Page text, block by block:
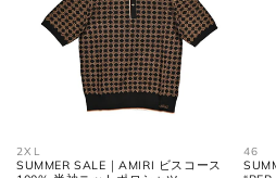
2XL
SUMMER SALE｜AMIRI ビスコース
46
太腿幅
(ワタリ
幅)
股下の縫い目
方向へ下がっ
んだ長さ。
裾の端と端を